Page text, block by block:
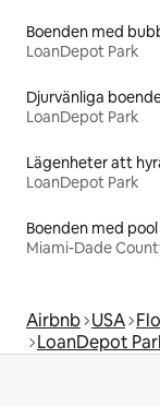
Boenden med
LoanDepot Park
Djurvänliga
LoanDepot Park
Lägenheter att
LoanDepot Park
Boenden med
Miami-Dade
Airbnb USA
LoanDepot